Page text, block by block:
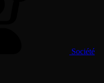
Société